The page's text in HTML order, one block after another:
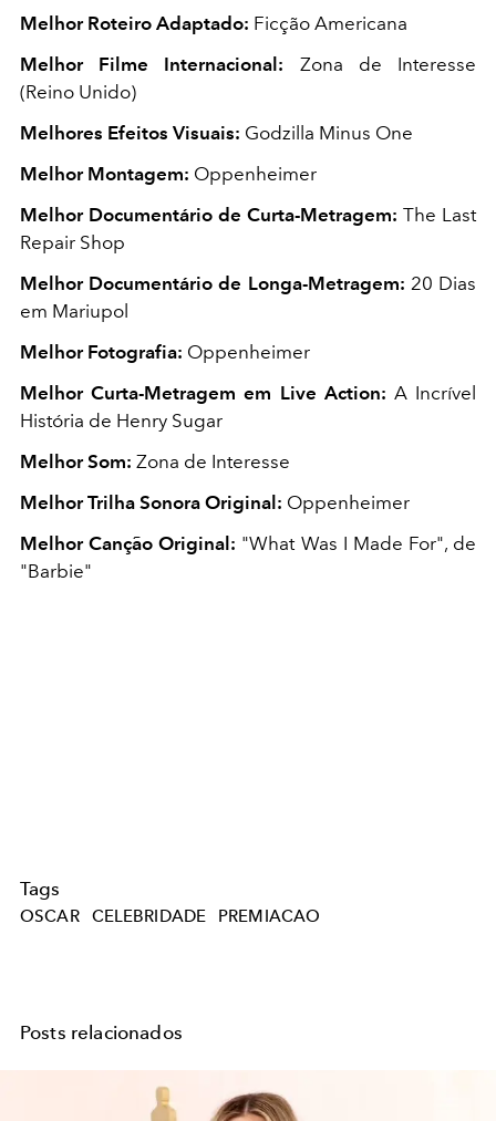
Melhor Roteiro Adaptado: Ficção Americana
Melhor Filme Internacional: Zona de Interesse
(Reino Unido)
Melhores Efeitos Visuais: Godzilla Minus One
Melhor Montagem: Oppenheimer
Melhor Documentário de Curta-Metragem: The Last
Repair Shop
Melhor Documentário de Longa-Metragem: 20 Dias
em Mariupol
Melhor Fotografia: Oppenheimer
Melhor Curta-Metragem em Live Action: A Incrível
História de Henry Sugar
Melhor Som: Zona de Interesse
Melhor Trilha Sonora Original: Oppenheimer
Melhor Canção Original: "What Was I Made For", de
"Barbie"
Tags
OSCAR CELEBRIDADE PREMIACAO
Posts relacionados